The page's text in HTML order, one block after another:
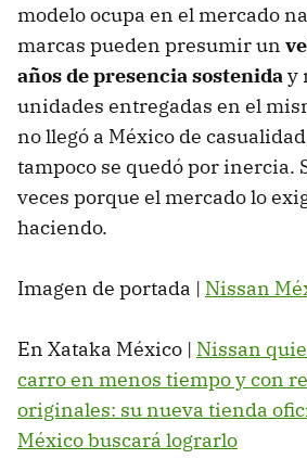
modelo ocupa en el mercado
marcas pueden presumir un
años de presencia sosteniday
unidades entregadas en el
no llegó a México de
tampoco se quedó por inercia.
veces porque el mercado lo
haciendo.
Imagen de portada | Nissan
En Xataka México | Nissan
carro en menos tiempo y con
originales: su nueva tienda
México buscará lograrlo